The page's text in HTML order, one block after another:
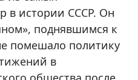
в истории СССР. Он
поднявшимся к
помешало политику
в